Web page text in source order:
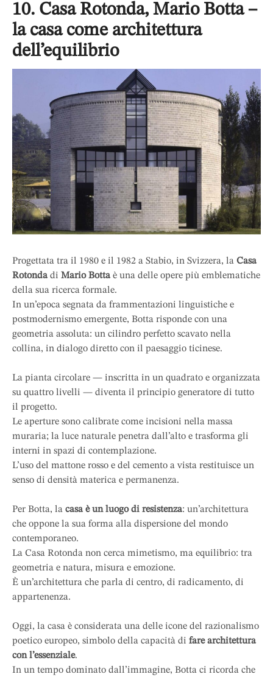
10. Casa Rotonda, Mario Botta –
la casa come architettura
dell’equilibrio
Progettata tra il 1980 e il 1982 a Stabio, in Svizzera, la Casa
Rotondadi Mario Bottaè una delle opere più emblematiche
della sua ricerca formale.
In un’epoca segnata da frammentazioni linguistiche e
postmodernismo emergente, Botta risponde con una
geometria assoluta: un cilindro perfetto scavato nella
collina, in dialogo diretto con il paesaggio ticinese.
La pianta circolare — inscritta in un quadrato e organizzata
su quattro livelli — diventa il principio generatore di tutto
il progetto.
Le aperture sono calibrate come incisioni nella massa
muraria; la luce naturale penetra dall’alto e trasforma gli
interni in spazi di contemplazione.
L’uso del mattone rosso e del cemento a vista restituisce un
senso di densità materica e permanenza.
Per Botta, la casa è un luogo di resistenza: un’architettura
che oppone la sua forma alla dispersione del mondo
contemporaneo.
La Casa Rotonda non cerca mimetismo, ma equilibrio: tra
geometria e natura, misura e emozione.
È un’architettura che parla di centro, di radicamento, di
appartenenza.
Oggi, la casa è considerata una delle icone del razionalismo
poetico europeo, simbolo della capacità di fare architettura
con l’essenziale.
In un tempo dominato dall’immagine, Botta ci ricorda che